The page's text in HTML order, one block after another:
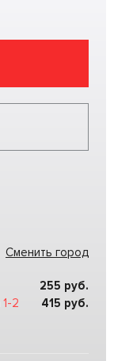
Сменить город
255 руб.
1-2
415 руб.